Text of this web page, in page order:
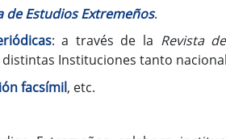
de Estudios Extremeños.
: a través de la Revista
Instituciones tanto
facsímil, etc.